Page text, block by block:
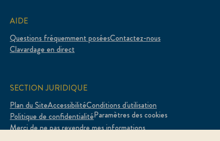
AIDE
Questions fréquemment poséesContactez-nous
Clavardage en direct
SECTION JURIDIQUE
Plan du SiteAccessibilitéConditions d'utilisation
Politique de confidentialitéParamètres des cookies
Merci de ne pas revendre mes informations